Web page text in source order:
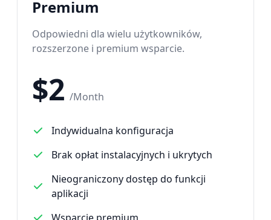
Premium
Odpowiedni dla wielu użytkowników,
rozszerzone i premium wsparcie.
$2 /Month
Indywidualna konfiguracja
Brak opłat instalacyjnych i ukrytych
Nieograniczony dostęp do funkcji
aplikacji